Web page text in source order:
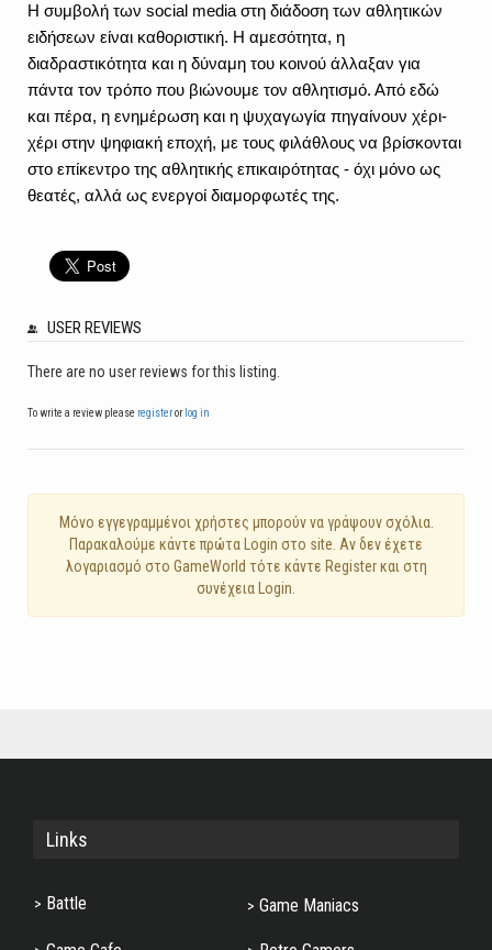
Η συμβολή των social media στη διάδοση των αθλητικών
ειδήσεων είναι καθοριστική. Η αμεσότητα, η
διαδραστικότητα και η δύναμη του κοινού άλλαξαν για
πάντα τον τρόπο που βιώνουμε τον αθλητισμό. Από εδώ
και πέρα, η ενημέρωση και η ψυχαγωγία πηγαίνουν χέρι-
χέρι στην ψηφιακή εποχή, με τους φιλάθλους να βρίσκονται
στο επίκεντρο της αθλητικής επικαιρότητας - όχι μόνο ως
θεατές, αλλά ως ενεργοί διαμορφωτές της.
USER REVIEWS
There are no user reviews for this listing.
To write a review please registeror log in
Mόνο εγγεγραμμένοι χρήστες μπορούν να γράψουν σχόλια.
Παρακαλούμε κάντε πρώτα Login στο site. Αν δεν έχετε
λογαριασμό στο GameWorld τότε κάντε Register και στη
συνέχεια Login.
Links
Battle Game Maniacs